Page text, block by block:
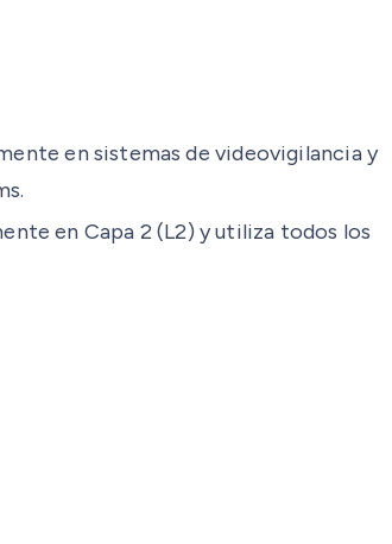
en sistemas de videovigilancia y
en Capa 2 (L2) y utiliza todos los